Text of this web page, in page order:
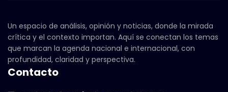
Un espacio de análisis, opinión y noticias, donde la mirada
crítica y el contexto importan. Aquí se conectan los temas
que marcan la agenda nacional e internacional, con
profundidad, claridad y perspectiva.
Contacto